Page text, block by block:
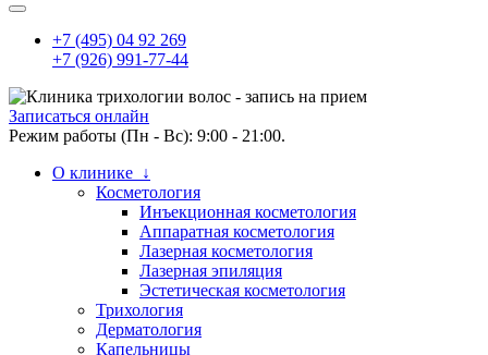
+7 (495) 04 92 269
+7 (926) 991-77-44
Записаться онлайн
Режим работы (Пн - Вс): 9:00 - 21:00.
О клинике ↓
Косметология
Инъекционная косметология
Аппаратная косметология
Лазерная косметология
Лазерная эпиляция
Эстетическая косметология
Трихология
Дерматология
Капельницы